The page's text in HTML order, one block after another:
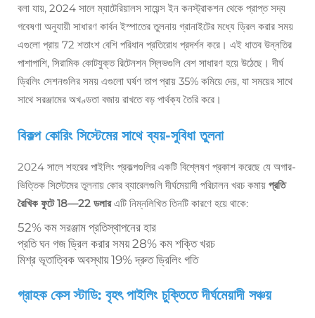
বলা যায়, 2024 সালে ম্যাটেরিয়ালস সায়েন্স ইন কনস্ট্রাকশন থেকে প্রাপ্ত সদ্য
গবেষণা অনুযায়ী সাধারণ কার্বন ইস্পাতের তুলনায় গ্রানাইটের মধ্যে ড্রিল করার সময়
এগুলো প্রায় 72 শতাংশ বেশি পরিধান প্রতিরোধ প্রদর্শন করে। এই ধাতব উন্নতির
পাশাপাশি, সিরামিক কোটযুক্ত রিটেনশন স্লিভগুলি বেশ সাধারণ হয়ে উঠেছে। দীর্ঘ
ড্রিলিং সেশনগুলির সময় এগুলো ঘর্ষণ তাপ প্রায় 35% কমিয়ে দেয়, যা সময়ের সাথে
সাথে সরঞ্জামের অখণ্ডতা বজায় রাখতে বড় পার্থক্য তৈরি করে।
বিকল্প কোরিং সিস্টেমের সাথে ব্যয়-সুবিধা তুলনা
2024 সালে শহরের পাইলিং প্রকল্পগুলির একটি বিশ্লেষণ প্রকাশ করেছে যে অগার-
ভিত্তিক সিস্টেমের তুলনায় কোর ব্যারেলগুলি দীর্ঘমেয়াদী পরিচালন খরচ কমায় প্রতি
রৈখিক ফুটে 18—22 ডলারএটি নিম্নলিখিত তিনটি কারণে হয়ে থাকে:
52% কম সরঞ্জাম প্রতিস্থাপনের হার
প্রতি ঘন গজ ড্রিল করার সময় 28% কম শক্তি খরচ
মিশ্র ভূতাত্বিক অবস্থায় 19% দ্রুত ড্রিলিং গতি
গ্রাহক কেস স্টাডি: বৃহৎ পাইলিং চুক্তিতে দীর্ঘমেয়াদী সঞ্চয়